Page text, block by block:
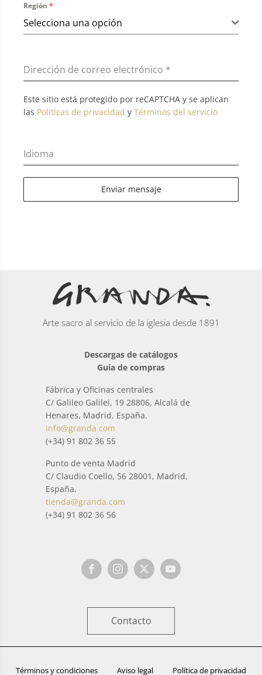
Región *
Selecciona una opción
Dirección de correo electrónico *
Este sitio está protegido por reCAPTCHA y se aplican
las Políticas de privacidad y Términos del servicio
Idioma
Enviar mensaje
Arte sacro al servicio de la iglesia desde 1891
Descargas de catálogos
Guía de compras
Fábrica y Oficinas centrales
C/ Galileo Galilei, 19 28806, Alcalá de
Henares, Madrid, España.
info@granda.com
(+34) 91 802 36 55
Punto de venta Madrid
C/ Claudio Coello, 56 28001, Madrid,
España.
tienda@granda.com
(+34) 91 802 36 56
Contacto
Términos y condiciones Aviso legal Política de privacidad